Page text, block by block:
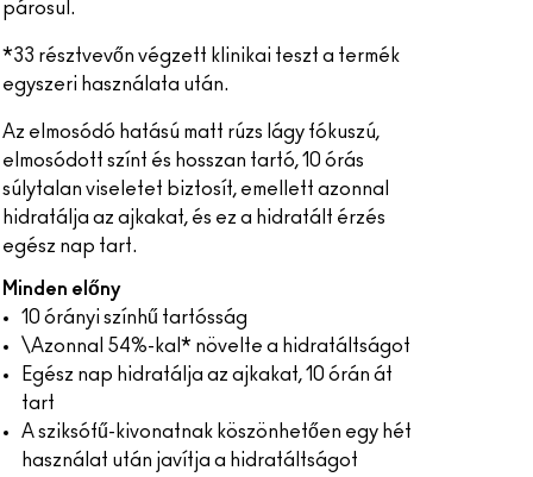
párosul.
*33 résztvevőn végzett klinikai teszt a termék
egyszeri használata után.
Az elmosódó hatású matt rúzs lágy fókuszú,
elmosódott színt és hosszan tartó, 10 órás
súlytalan viseletet biztosít, emellett azonnal
hidratálja az ajkakat, és ez a hidratált érzés
egész nap tart.
Minden előny
10 órányi színhű tartósság
\Azonnal 54%-kal* növelte a hidratáltságot
Egész nap hidratálja az ajkakat, 10 órán át
tart
A sziksófű-kivonatnak köszönhetően egy hét
használat után javítja a hidratáltságot